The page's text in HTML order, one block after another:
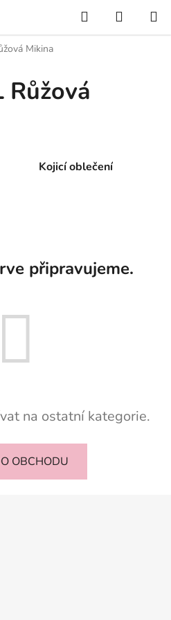
Hledat
KOŠÍK
Mikina
Růžová
Kojicí oblečení
připravujeme.
na ostatní kategorie.
OBCHODU